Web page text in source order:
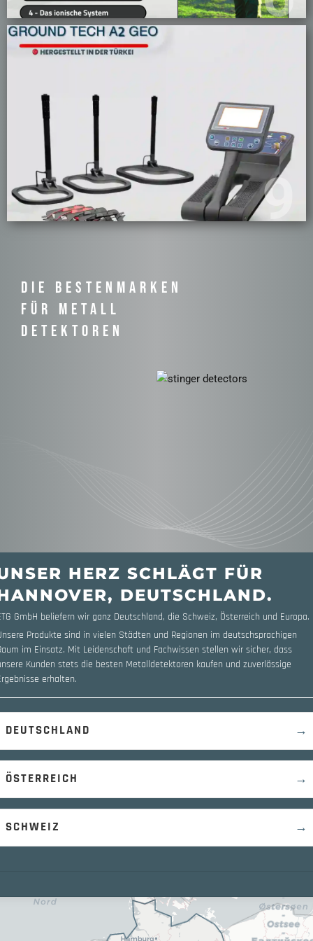
9
DIE BESTENMARKEN ​
FÜR METALL ​
DETEKTOREN
HERZ SCHLÄGT FÜR
DEUTSCHLAND.
GmbH beliefern wir ganz Deutschland, die Schweiz, Österreich und Europa.
Produkte sind in vielen Städten und Regionen im deutschsprachigen
im Einsatz. Mit Leidenschaft und Fachwissen stellen wir sicher, dass
Kunden stets die besten Metalldetektoren kaufen und zuverlässige
erhalten.
DEUTSCHLAND →
ÖSTERREICH →
SCHWEIZ →